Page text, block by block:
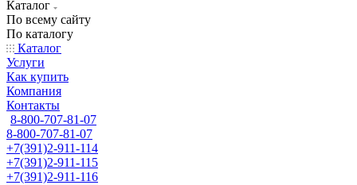
Каталог
По всему сайту
По каталогу
Каталог
Услуги
Как купить
Компания
Контакты
8-800-707-81-07
8-800-707-81-07
+7(391)2-911-114
+7(391)2-911-115
+7(391)2-911-116